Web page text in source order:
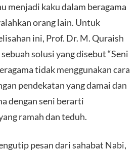
menjadi kaku dalam beragama
orang lain. Untuk
ini, Prof. Dr. M. Quraish
solusi yang disebut “Seni
tidak menggunakan cara
pendekatan yang damai dan
dengan seni berarti
ramah dan teduh.
pesan dari sahabat Nabi,